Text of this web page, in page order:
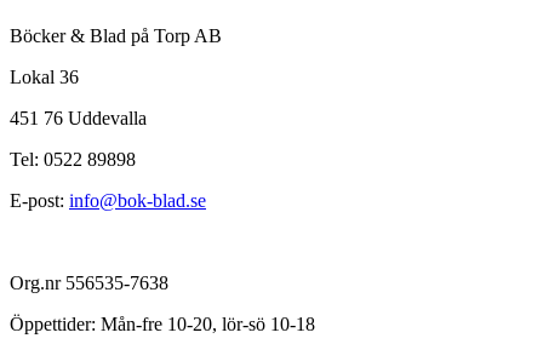
Böcker & Blad på Torp AB
Lokal 36
451 76 Uddevalla
Tel: 0522 89898
E-post: info@bok-blad.se
Org.nr 556535-7638
Öppettider: Mån-fre 10-20, lör-sö 10-18